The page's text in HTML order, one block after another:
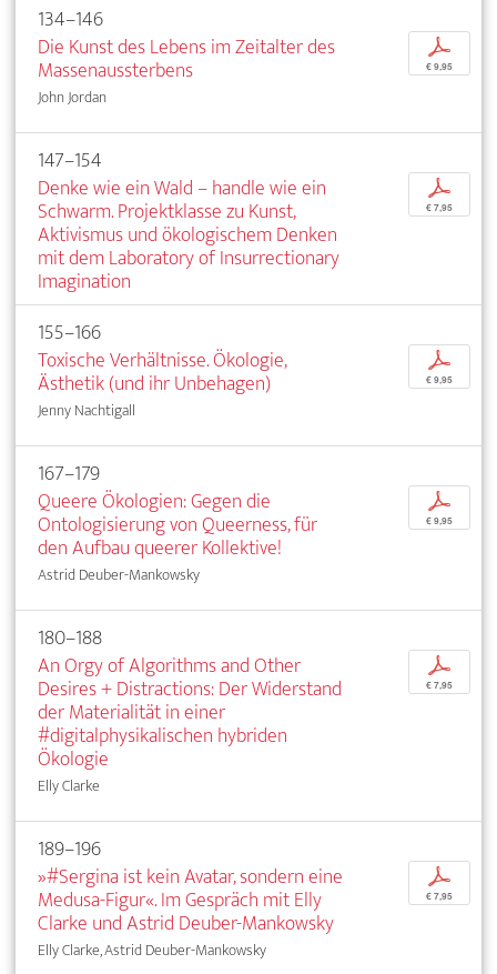
134–146
Die Kunst des Lebens im Zeitalter des
Massenaussterbens
John Jordan
p
€ 9,95
147–154
Denke wie ein Wald – handle wie ein
Schwarm. Projektklasse zu Kunst,
Aktivismus und ökologischem Denken
mit dem Laboratory of Insurrectionary
Imagination
p
€ 7,95
155–166
Toxische Verhältnisse. Ökologie,
Ästhetik (und ihr Unbehagen)
Jenny Nachtigall
p
€ 9,95
167–179
Queere Ökologien: Gegen die
Ontologisierung von Queerness, für
den Aufbau queerer Kollektive!
Astrid Deuber-Mankowsky
p
€ 9,95
180–188
An Orgy of Algorithms and Other
Desires + Distractions: Der Widerstand
der Materialität in einer
#digitalphysikalischen hybriden
Ökologie
Elly Clarke
p
€ 7,95
189–196
»#Sergina ist kein Avatar, sondern eine
Medusa-Figur«. Im Gespräch mit Elly
Clarke und Astrid Deuber-Mankowsky
Elly Clarke, Astrid Deuber-Mankowsky
p
€ 7,95